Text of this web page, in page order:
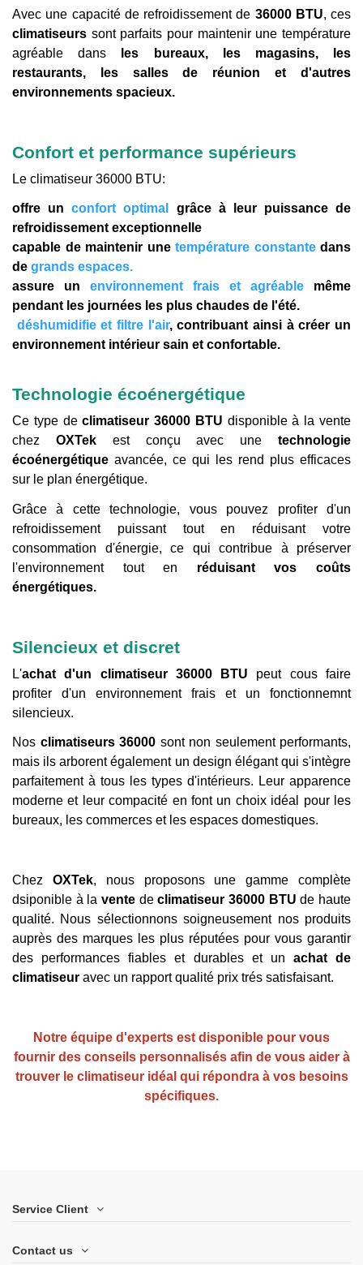
Avec une capacité de refroidissement de 36000 BTU, ces
climatiseurs sont parfaits pour maintenir une température
agréable dans
les bureaux, les magasins, les
restaurants, les salles de réunion et d'autres
environnements spacieux.
Confort et performance supérieurs
Le climatiseur 36000 BTU:
offre unconfort optimal
grâce à leur puissance de
refroidissement exceptionnelle
capable de maintenir une température constantedans
de grands espaces.
assure un environnement frais et agréable même
pendant les journées les plus chaudes de l'été.
déshumidifie et filtre l'air, contribuant ainsi à créer un
environnement intérieur sain et confortable.
Technologie écoénergétique
Ce type declimatiseur 36000 BTU disponible à la vente
chez OXTekest conçu avec unetechnologie
écoénergétique avancée, ce qui les rend plus efficaces
sur le plan énergétique.
Grâce à cette technologie, vous pouvez profiter d'un
refroidissement puissant tout en réduisant votre
consommation d'énergie, ce qui contribue à préserver
l'environnement tout en réduisant vos coûts
énergétiques.
Silencieux et discret
L'achat d'un climatiseur 36000 BTU peut cous faire
profiter d'un environnement frais et un fonctionnemnt
silencieux.
Nos climatiseurs 36000 sont non seulement performants,
mais ils arborent également un design élégant qui s'intègre
parfaitement à tous les types d'intérieurs. Leur apparence
moderne et leur compacité en font un choix idéal pour les
bureaux, les commerces et les espaces domestiques.
Chez OXTek, nous proposons une gamme complète
dsiponible à la vente declimatiseur 36000 BTU de haute
qualité. Nous sélectionnons soigneusement nos produits
auprès des marques les plus réputées pour vous garantir
des performances fiables et durables et un achat de
climatiseur avec un rapport qualité prix trés satisfaisant.
Notre équipe d'experts est disponible pour vous
fournir des conseils personnalisés afin de vous aider à
trouver le climatiseur idéal qui répondra à vos besoins
spécifiques.
Service Client
Contact us